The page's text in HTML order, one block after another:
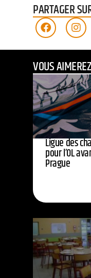
PARTAGER
VOUS
Ligue des
pour l’OL
Prague